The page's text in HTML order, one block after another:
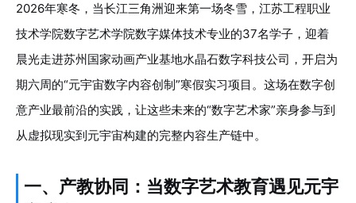
2026年寒冬，当长江三角洲迎来第一场冬雪，江苏工程职业
技术学院数字艺术学院数字媒体技术专业的37名学子，迎着
晨光走进苏州国家动画产业基地水晶石数字科技公司，开启为
期六周的“元宇宙数字内容创制”寒假实习项目。这场在数字创
意产业最前沿的实践，让这些未来的“数字艺术家”亲身参与到
从虚拟现实到元宇宙构建的完整内容生产链中。
一、产教协同：当数字艺术教育遇见元宇